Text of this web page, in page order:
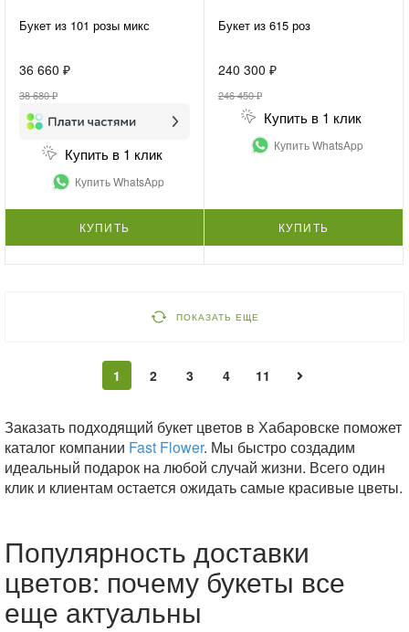
Букет из 101 розы микс
36 660 ₽
38 680 ₽
Купить в 1 клик
Купить WhatsApp
КУПИТЬ
Букет из 615 роз
240 300 ₽
246 450 ₽
Купить в 1 клик
Купить WhatsApp
КУПИТЬ
ПОКАЗАТЬ ЕЩЕ
1 2 3 4 11
Заказать подходящий букет цветов в Хабаровске поможет
каталог компании Fast Flower. Мы быстро создадим
идеальный подарок на любой случай жизни. Всего один
клик и клиентам остается ожидать самые красивые цветы.
Популярность доставки
цветов: почему букеты все
еще актуальны